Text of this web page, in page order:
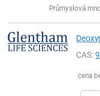
Průmyslová
CAS:
cena